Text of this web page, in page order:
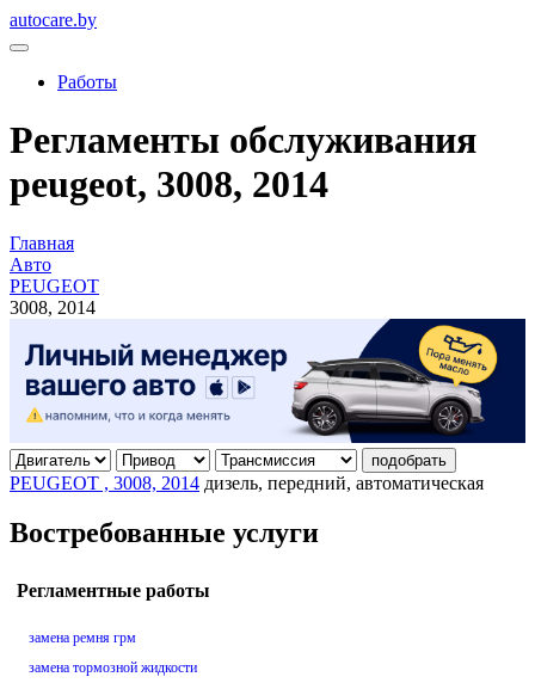
autocare.by
Работы
Регламенты обслуживания
peugeot, 3008, 2014
Главная
Авто
PEUGEOT
3008, 2014
подобрать
PEUGEOT , 3008, 2014 дизель, передний, автоматическая
Востребованные услуги
Регламентные работы
замена ремня грм
замена тормозной жидкости